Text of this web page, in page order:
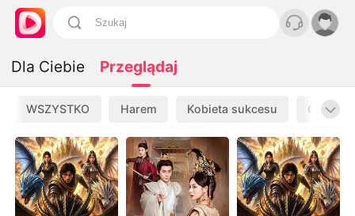
Dla Ciebie Przeglądaj
WSZYSTKO Harem Kobieta sukcesu